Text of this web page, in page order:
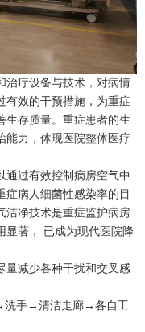
治疗设备与技术，对病情
有效的干预措施，为重症
生存质量。重症患者的生
能力，体现医院整体医疗
通过有效控制病房空气中
症病人细菌性感染率的目
洁净技术是重症监护病房
显著， 已成为现代医院降
量减少各种干扰和交叉感
洗手→清洁走廊→各自工